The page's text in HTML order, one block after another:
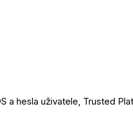
a hesla uživatele, Trusted